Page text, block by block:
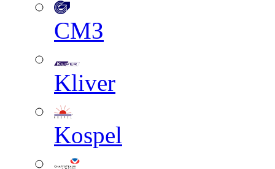
СМЗ
Kliver
Kospel